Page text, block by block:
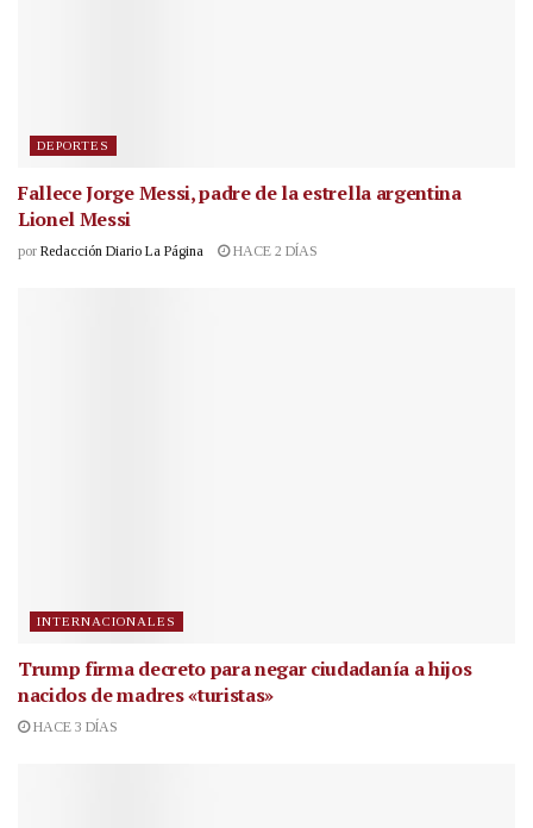
DEPORTES
Fallece Jorge Messi, padre de la estrella argentina
Lionel Messi
por Redacción Diario La Página HACE 2 DÍAS
INTERNACIONALES
Trump firma decreto para negar ciudadanía a hijos
nacidos de madres «turistas»
HACE 3 DÍAS